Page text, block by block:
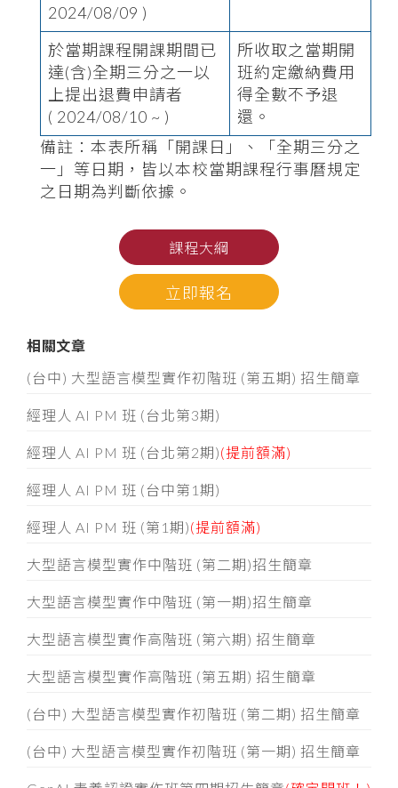
2024/08/09 )
於當期課程開課期間已
達(含)全期三分之一以
上提出退費申請者
( 2024/08/10 ~ )
所收取之當期開
班約定繳納費用
得全數不予退
還。
備註：本表所稱「開課日」、「全期三分之
一」等日期，皆以本校當期課程行事曆規定
之日期為判斷依據。
課程大綱
立即報名
相關文章
(台中) 大型語言模型實作初階班 (第五期) 招生簡章
經理人 AI PM 班 (台北第3期)
經理人 AI PM 班 (台北第2期)(提前額滿)
經理人 AI PM 班 (台中第1期)
經理人 AI PM 班 (第1期)(提前額滿)
大型語言模型實作中階班 (第二期)招生簡章
大型語言模型實作中階班 (第一期)招生簡章
大型語言模型實作高階班 (第六期) 招生簡章
大型語言模型實作高階班 (第五期) 招生簡章
(台中) 大型語言模型實作初階班 (第二期) 招生簡章
(台中) 大型語言模型實作初階班 (第一期) 招生簡章